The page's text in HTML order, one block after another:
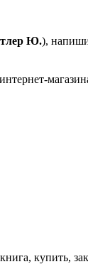
Ю.),
купить,